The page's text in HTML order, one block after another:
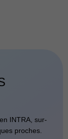
INTRA, sur-
proches.